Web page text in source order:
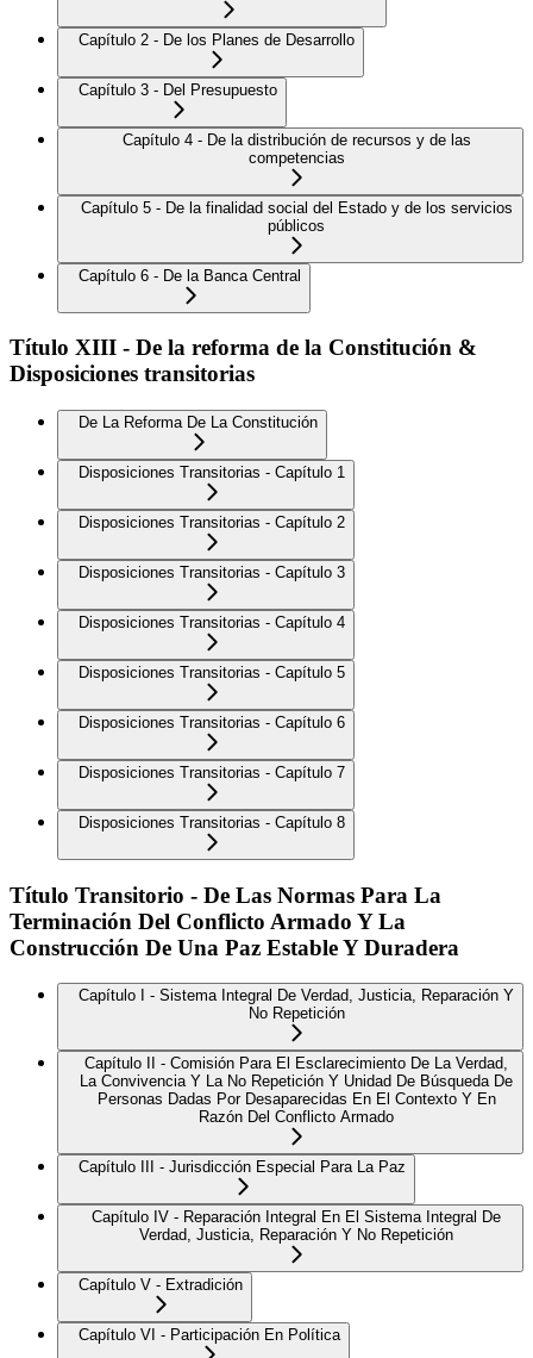
Capítulo 2 - De los Planes de Desarrollo
Capítulo 3 - Del Presupuesto
Capítulo 4 - De la distribución de recursos y de las
competencias
Capítulo 5 - De la finalidad social del Estado y de los servicios
públicos
Capítulo 6 - De la Banca Central
Título XIII - De la reforma de la Constitución &
Disposiciones transitorias
De La Reforma De La Constitución
Disposiciones Transitorias - Capítulo 1
Disposiciones Transitorias - Capítulo 2
Disposiciones Transitorias - Capítulo 3
Disposiciones Transitorias - Capítulo 4
Disposiciones Transitorias - Capítulo 5
Disposiciones Transitorias - Capítulo 6
Disposiciones Transitorias - Capítulo 7
Disposiciones Transitorias - Capítulo 8
Título Transitorio - De Las Normas Para La
Terminación Del Conflicto Armado Y La
Construcción De Una Paz Estable Y Duradera
Capítulo I - Sistema Integral De Verdad, Justicia, Reparación Y
No Repetición
Capítulo II - Comisión Para El Esclarecimiento De La Verdad,
La Convivencia Y La No Repetición Y Unidad De Búsqueda De
Personas Dadas Por Desaparecidas En El Contexto Y En
Razón Del Conflicto Armado
Capítulo III - Jurisdicción Especial Para La Paz
Capítulo IV - Reparación Integral En El Sistema Integral De
Verdad, Justicia, Reparación Y No Repetición
Capítulo V - Extradición
Capítulo VI - Participación En Política